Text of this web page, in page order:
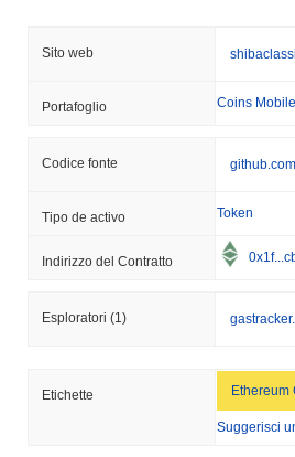
Sito web
Portafoglio Coins
Codice fonte github.com
Tipo de activo Token
Indirizzo del Contratto
Esploratori (1)
Etichette Ethereum
Suggerisci